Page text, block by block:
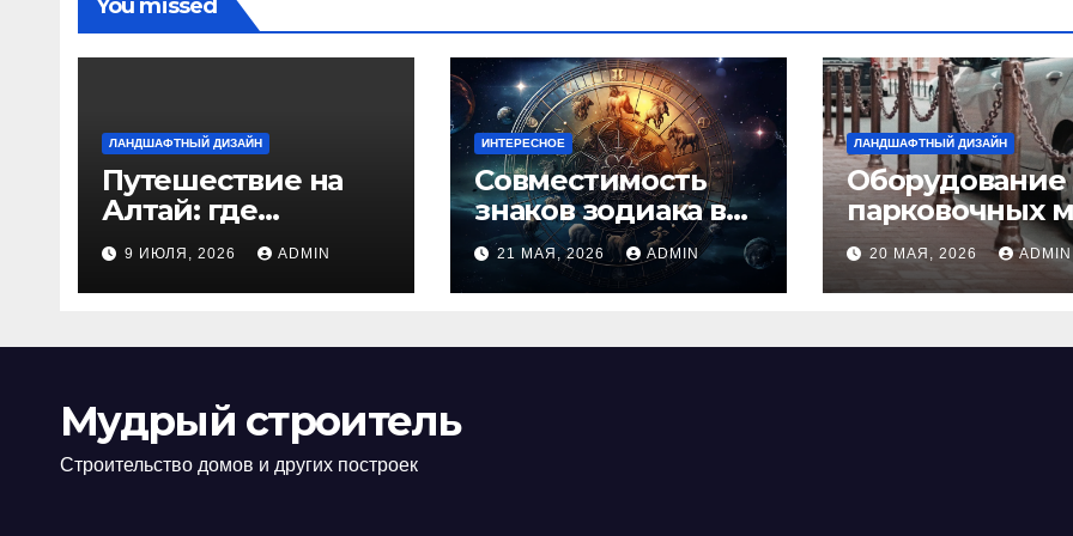
You missed
ЛАНДШАФТНЫЙ ДИЗАЙН
Путешествие на
Алтай: где
природа
встречается с
духом
9 ИЮЛЯ, 2026 ADMIN
ИНТЕРЕСНОЕ
Совместимость
знаков зодиака в
любви: как найти
идеальную пару и
избежать
21 МАЯ, 2026 ADMIN
ЛАНДШАФТНЫЙ ДИЗАЙН
Оборудование
парковочных
виды,
нормы
20 МАЯ, 2026 ADMIN
Мудрый строитель
Строительство домов и других построек